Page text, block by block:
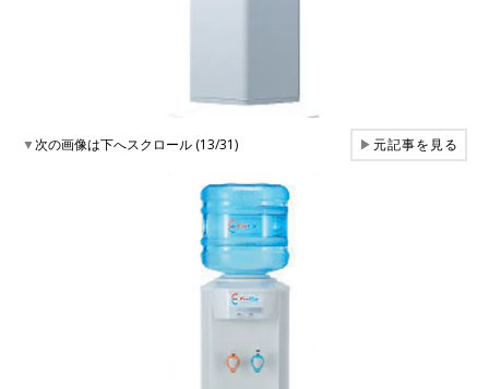
▼次の画像は下へスクロール (13/31) ▶元記事を見る